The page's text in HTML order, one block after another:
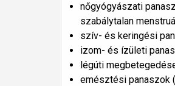
nőgyógyászati
szabálytalan
szív- és keringési
izom- és ízületi
légúti
emésztési panaszok